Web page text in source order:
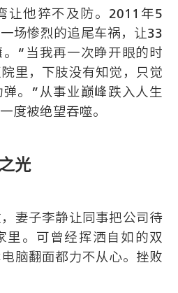
让他猝不及防。2011年5
场惨烈的追尾车祸，让33
“当我再一次睁开眼的时
里，下肢没有知觉，只觉
。”从事业巅峰跌入人生
度被绝望吞噬。
光
妻子李静让同事把公司待
里。可曾经挥洒自如的双
脑翻面都力不从心。挫败